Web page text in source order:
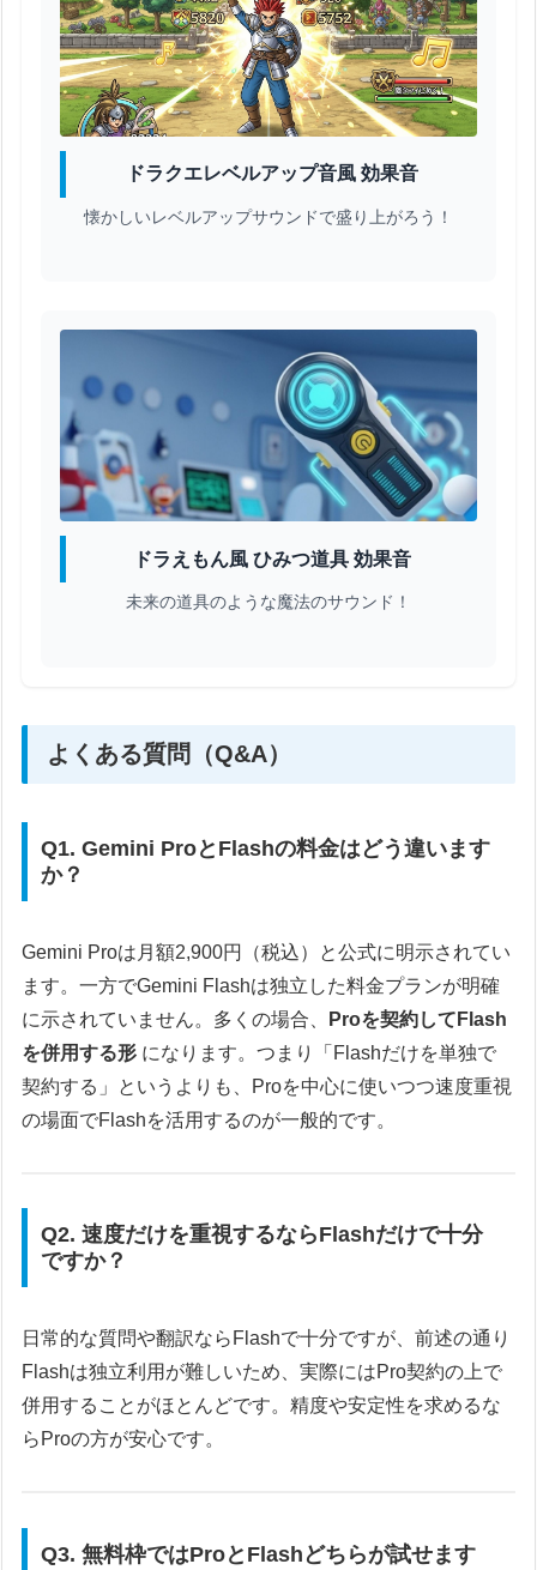
ドラクエレベルアップ音風 効果音
懐かしいレベルアップサウンドで盛り上がろう！
ドラえもん風 ひみつ道具 効果音
未来の道具のような魔法のサウンド！
よくある質問（Q&A）
Q1. Gemini ProとFlashの料金はどう違います
か？
Gemini Proは月額2,900円（税込）と公式に明示されてい
ます。一方でGemini Flashは独立した料金プランが明確
に示されていません。多くの場合、
Proを契約してFlash
を併用する形 になります。つまり「Flashだけを単独で
契約する」というよりも、Proを中心に使いつつ速度重視
の場面でFlashを活用するのが一般的です。
Q2. 速度だけを重視するならFlashだけで十分
ですか？
日常的な質問や翻訳ならFlashで十分ですが、前述の通り
Flashは独立利用が難しいため、実際にはPro契約の上で
併用することがほとんどです。精度や安定性を求めるな
らProの方が安心です。
Q3. 無料枠ではProとFlashどちらが試せます